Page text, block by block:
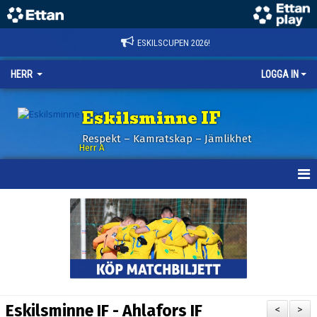
ESKILSCUPEN 2026!
HERR LOGGA IN
Eskilsminne IF
Respekt – Kamratskap – Jämlikhet
Herr A
>
<
Eskilsminne IF - Ahlafors IF